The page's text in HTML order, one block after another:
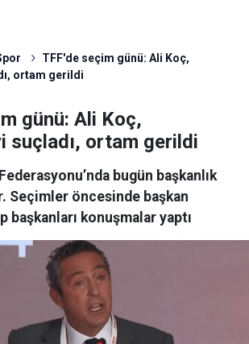
TFF'de seçim günü: Ali Koç,
ortam gerildi
günü: Ali Koç,
suçladı, ortam gerildi
bugün başkanlık
Seçimler öncesinde başkan
başkanları konuşmalar yaptı